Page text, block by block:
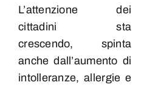
L’attenzione dei
cittadini sta
crescendo, spinta
anche dall’aumento di
intolleranze, allergie e